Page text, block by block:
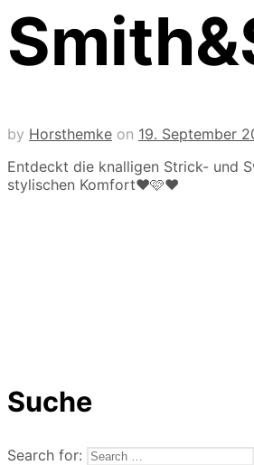
by Horsthemke on 19. September
Entdeckt die knalligen Strick- und
stylischen Komfort❤️🩷❤️
Suche
Search for: